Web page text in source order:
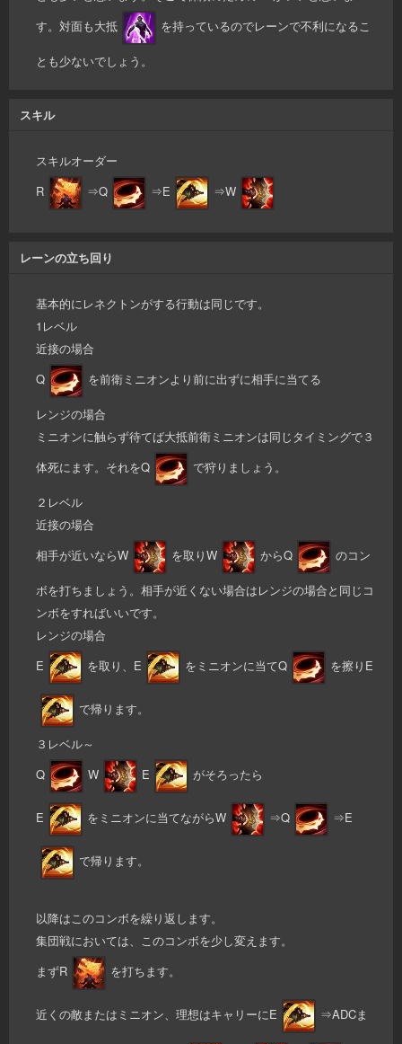
す。対面も大抵
を持っているのでレーンで不利になるこ
とも少ないでしょう。
スキル
スキルオーダー
R
⇒Q ⇒E ⇒W
レーンの立ち回り
基本的にレネクトンがする行動は同じです。
1レベル
近接の場合
Q
を前衛ミニオンより前に出ずに相手に当てる
レンジの場合
ミニオンに触らず待てば大抵前衛ミニオンは同じタイミングで３
体死にます。それをQ
で狩りましょう。
２レベル
近接の場合
相手が近いならW
を取りW からQ のコン
ボを打ちましょう。相手が近くない場合はレンジの場合と同じコ
ンボをすればいいです。
レンジの場合
E
を取り、E をミニオンに当てQ を擦りE
で帰ります。
３レベル～
Q
W E がそろったら
E をミニオンに当てながらW ⇒Q ⇒E
で帰ります。
以降はこのコンボを繰り返します。
集団戦においては、このコンボを少し変えます。
まずR
を打ちます。
近くの敵またはミニオン、理想はキャリーにE ⇒ADCま